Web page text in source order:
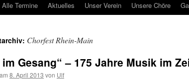
Alle Termine Aktuelles Unser Verein Unsere Chöre
Chorfest Rhein-Main
im Gesang“ – 175 Jahre Musik im
8. April 2013 von Ulf